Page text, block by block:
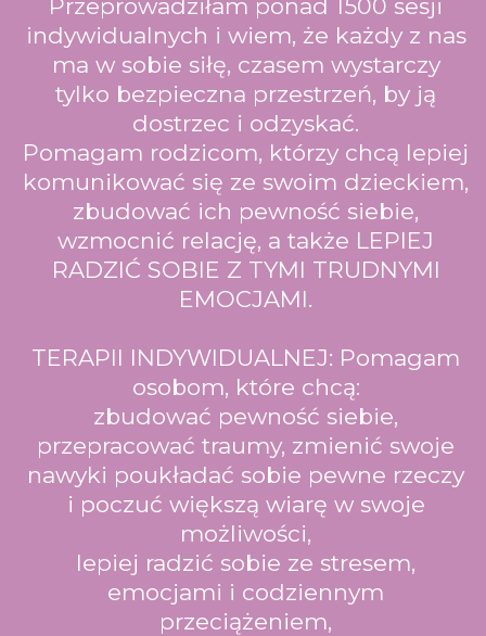
Przeprowadziłam ponad 1500 sesji
indywidualnych i wiem, że każdy z nas
ma w sobie siłę, czasem wystarczy
tylko bezpieczna przestrzeń, by ją
dostrzec i odzyskać.
Pomagam rodzicom, którzy chcą lepiej
komunikować się ze swoim dzieckiem,
zbudować ich pewność siebie,
wzmocnić relację, a także LEPIEJ
RADZIĆ SOBIE Z TYMI TRUDNYMI
EMOCJAMI.
TERAPII INDYWIDUALNEJ: Pomagam
osobom, które chcą:
zbudować pewność siebie,
przepracować traumy, zmienić swoje
nawyki poukładać sobie pewne rzeczy
i poczuć większą wiarę w swoje
możliwości,
lepiej radzić sobie ze stresem,
emocjami i codziennym
przeciążeniem,